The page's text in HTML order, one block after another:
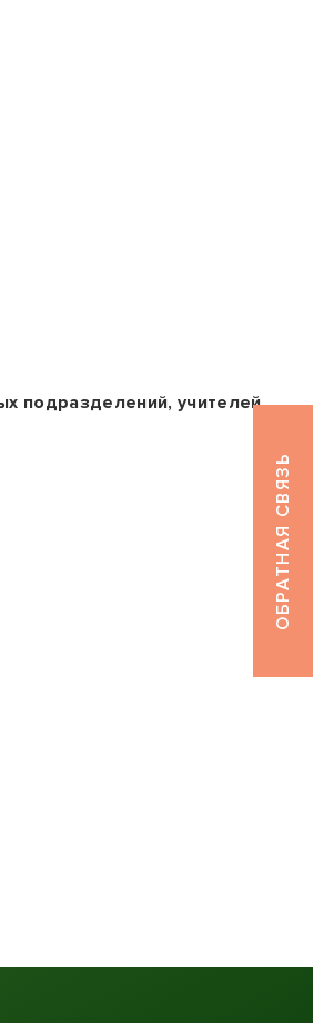
подразделений, учителей
ОБРАТНАЯ СВЯЗЬ